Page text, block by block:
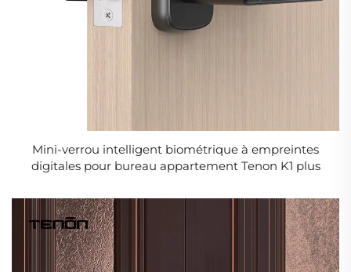
Mini-verrou intelligent biométrique à empreintes
digitales pour bureau appartement Tenon K1 plus